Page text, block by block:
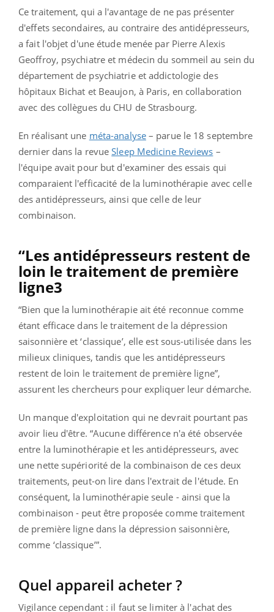
Ce traitement, qui a l'avantage de ne pas présenter
d'effets secondaires, au contraire des antidépresseurs,
a fait l'objet d'une étude menée par Pierre Alexis
Geoffroy, psychiatre et médecin du sommeil au sein du
département de psychiatrie et addictologie des
hôpitaux Bichat et Beaujon, à Paris, en collaboration
avec des collègues du CHU de Strasbourg.
En réalisant une méta-analyse– parue le 18 septembre
dernier dans la revueSleep Medicine Reviews –
l'équipe avait pour but d'examiner des essais qui
comparaient l'efficacité de la luminothérapie avec celle
des antidépresseurs, ainsi que celle de leur
combinaison.
“Les antidépresseurs restent de
loin le traitement de première
ligne3
“Bien que la luminothérapie ait été reconnue comme
étant efficace dans le traitement de la dépression
saisonnière et ‘classique’, elle est sous-utilisée dans les
milieux cliniques, tandis que les antidépresseurs
restent de loin le traitement de première ligne”,
assurent les chercheurs pour expliquer leur démarche.
Un manque d'exploitation qui ne devrait pourtant pas
avoir lieu d'être. “Aucune différence n'a été observée
entre la luminothérapie et les antidépresseurs, avec
une nette supériorité de la combinaison de ces deux
traitements, peut-on lire dans l'extrait de l'étude. En
conséquent, la luminothérapie seule - ainsi que la
combinaison - peut être proposée comme traitement
de première ligne dans la dépression saisonnière,
comme ‘classique’”.
Quel appareil acheter ?
Vigilance cependant : il faut se limiter à l'achat des